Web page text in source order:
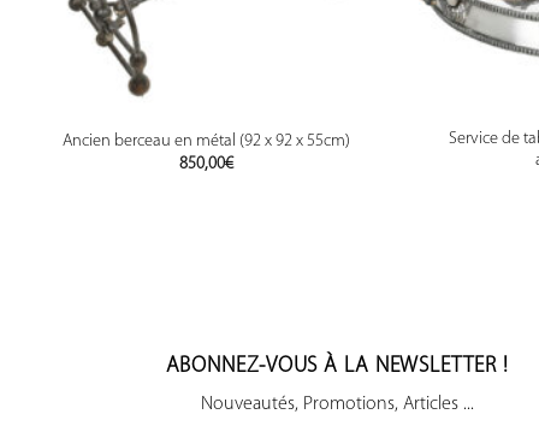
Ancien berceau en métal (92 x 92 x 55cm)
850,00€
Service de
ABONNEZ-VOUS À LA NEWSLETTER !
Nouveautés, Promotions, Articles ...